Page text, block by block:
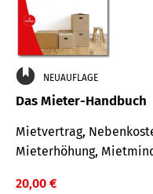
NEUAUFLAGE
Das Mieter-Handbuch
Mietvertrag,
Mieterhöhung,
20,00 €